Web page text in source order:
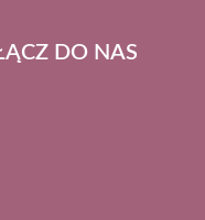
DO NAS